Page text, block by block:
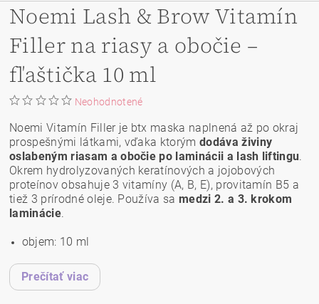
Noemi Lash & Brow Vitamín
Filler na riasy a obočie –
fľaštička 10 ml
Neohodnotené
Noemi Vitamín Filler je btx maska naplnená až po okraj
prospešnými látkami, vďaka ktorým dodáva živiny
oslabeným riasam a obočie po laminácii a lash liftingu.
Okrem hydrolyzovaných keratínových a jojobových
proteínov obsahuje 3 vitamíny (A, B, E), provitamín B5 a
tiež 3 prírodné oleje. Používa sa medzi 2. a 3. krokom
laminácie.
objem: 10 ml
Prečítať viac